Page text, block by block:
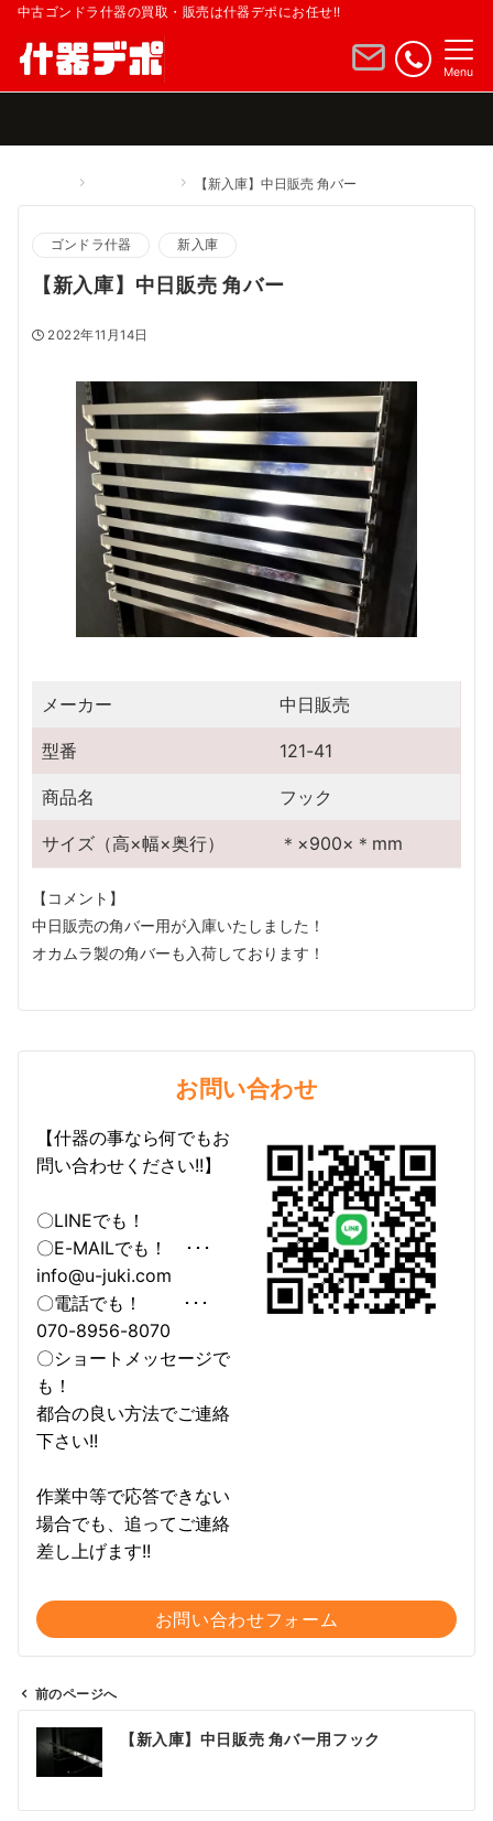
中古ゴンドラ什器の買取・販売は什器デポにお任せ!!
Menu
【新入庫】中日販売 角バー
ゴンドラ什器 新入庫
【新入庫】中日販売 角バー
2022年11月14日
メーカー 中日販売
型番 121-41
商品名 フック
サイズ（高×幅×奥行） ＊×900×＊mm
【コメント】
中日販売の角バー用が入庫いたしました！
オカムラ製の角バーも入荷しております！
お問い合わせ
【什器の事なら何でもお
問い合わせください!!】
〇LINEでも！
〇E-MAILでも！ ･･･
info@u-juki.com
〇電話でも！ ･･･
070-8956-8070
〇ショートメッセージで
も！
都合の良い方法でご連絡
下さい!!
作業中等で応答できない
場合でも、追ってご連絡
差し上げます!!
お問い合わせフォーム
前のページへ
【新入庫】中日販売 角バー用フック